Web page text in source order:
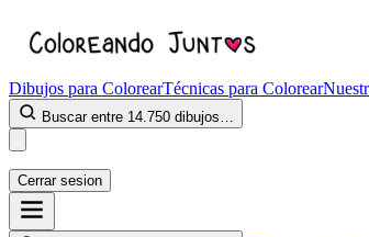
Dibujos para ColorearTécnicas para Colorear
Buscar entre 14.750 dibujos…
Cerrar sesion